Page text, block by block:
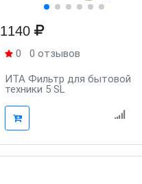
1140
0 0 отзывов
ИТА Фильтр для бытовой
техники 5 SL